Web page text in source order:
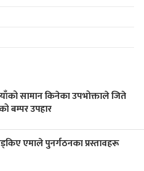
सामान किनेका उपभोक्ताले जिते
बम्पर उपहार
एमाले पुनर्गठनका प्रस्तावहरू